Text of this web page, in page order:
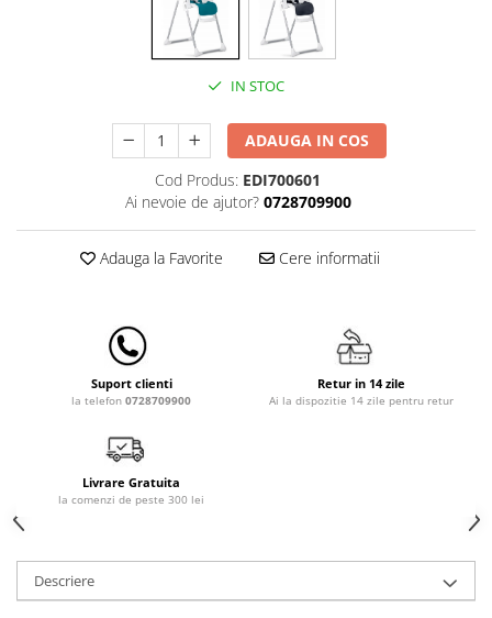
Lenjerii patut 120 x 60 cm
Lenjerii patut 140 x 70 cm
Baldachin patut
Perne copii si mamici
Comode copii
Bariere de protectie pat
Dulap si cutii jucarii
Sac de dormit copii
Fotolii copii
Leagane & balansoare & sezlonguri
Covorase de joaca
Carusele patut
Mobilier Birou
IN STOC
ADAUGA IN COS
Cod Produs: EDI700601
Ai nevoie de ajutor? 0728709900
Adauga la Favorite Cere informatii
Suport clienti
la telefon 0728709900
Retur in 14 zile
Ai la dispozitie 14 zile pentru retur
Livrare Gratuita
la comenzi de peste 300 lei
Descriere